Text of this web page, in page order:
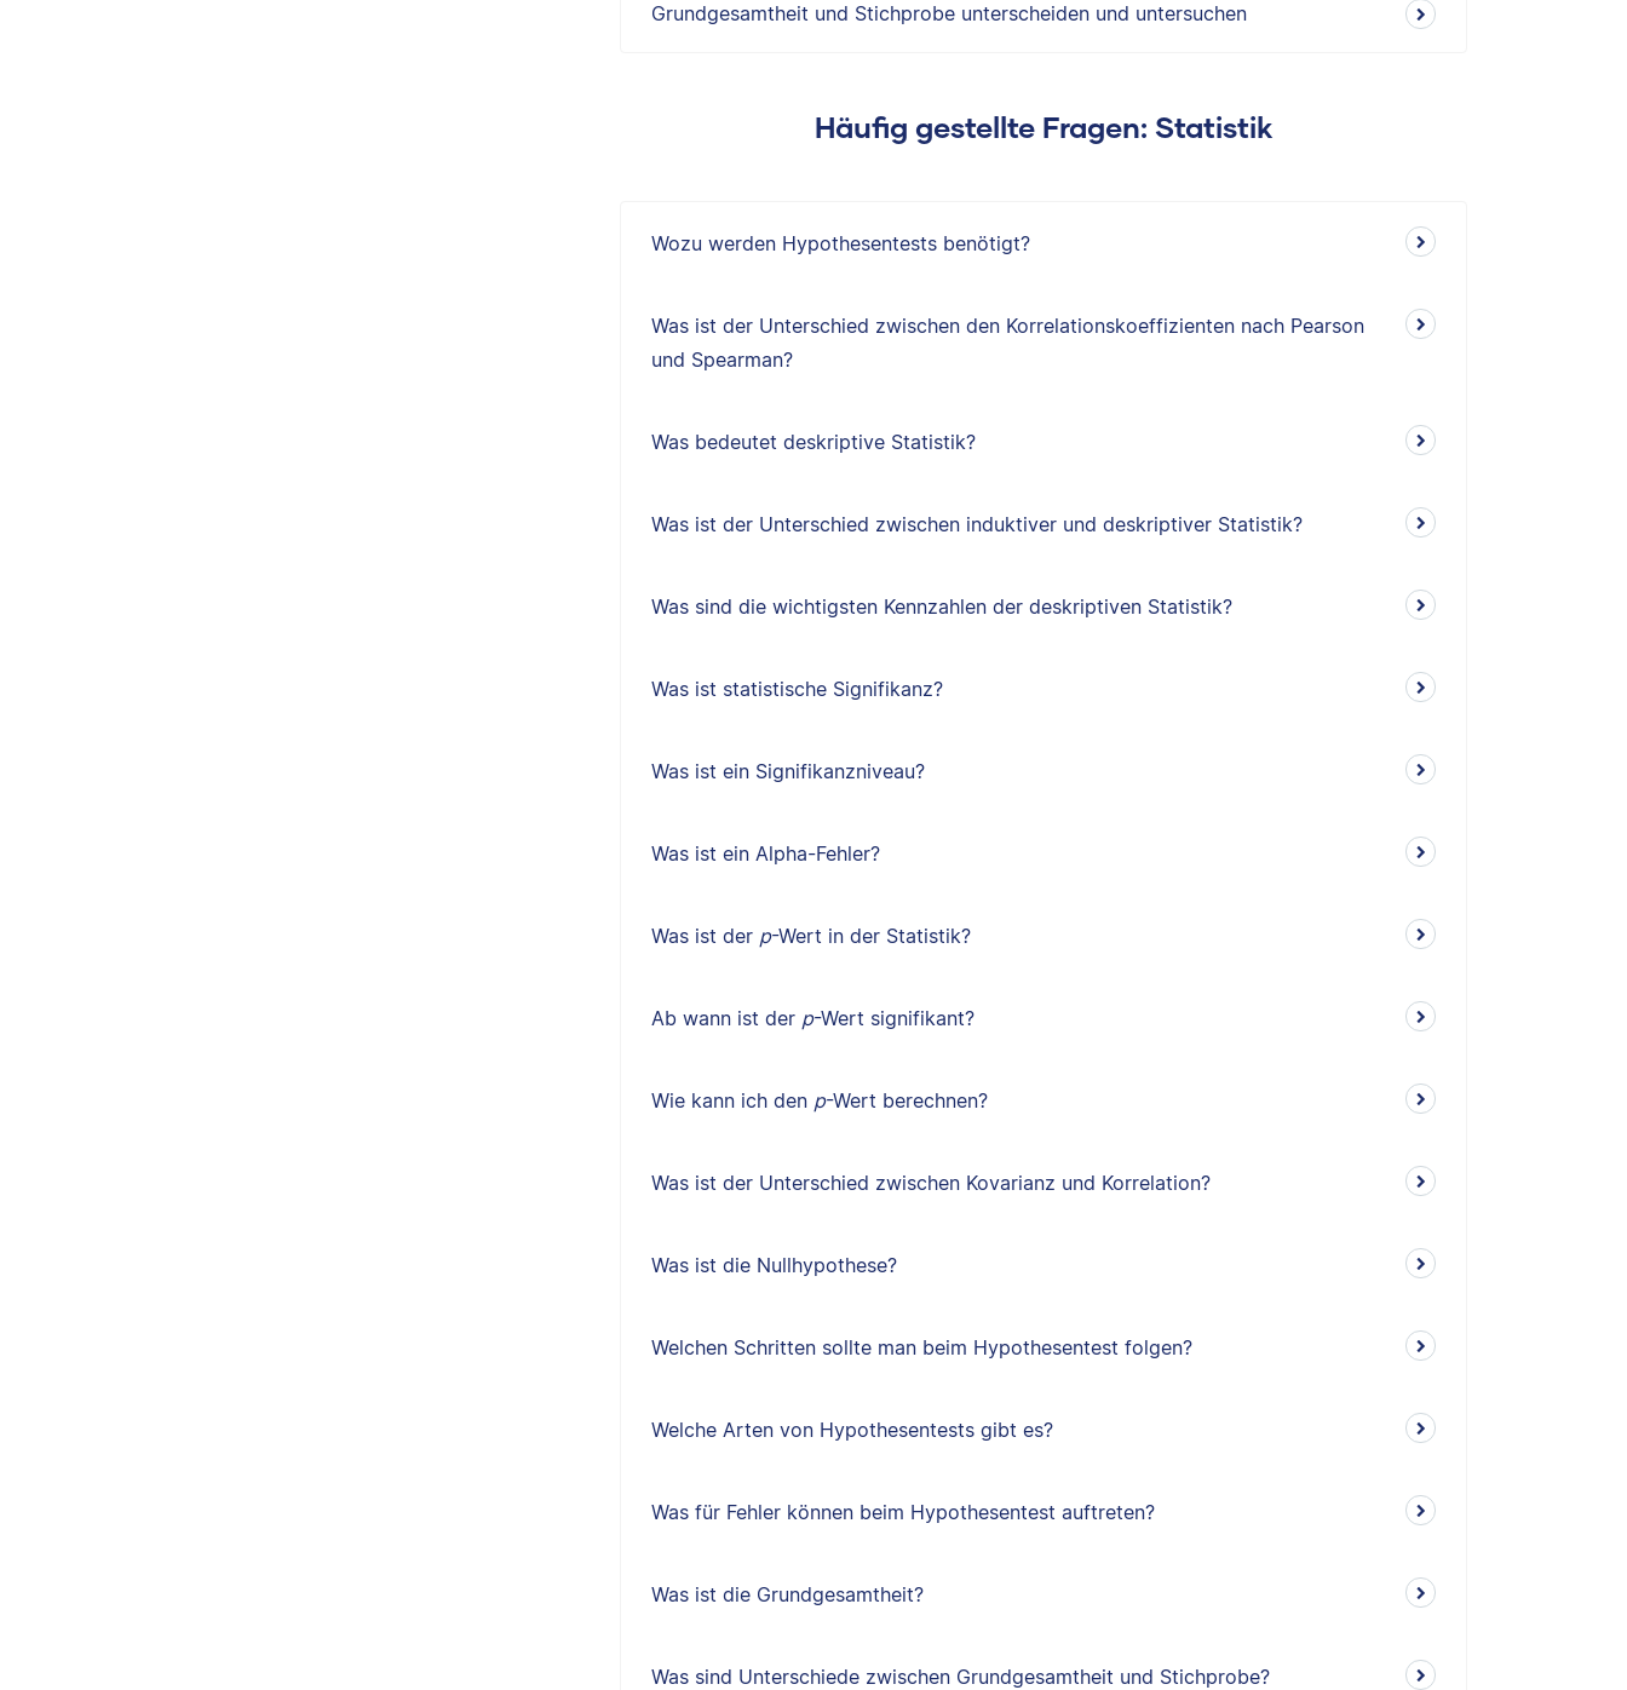
Grundgesamtheit und Stichprobe unterscheiden und untersuchen
Häufig gestellte Fragen: Statistik
Wozu werden Hypothesentests benötigt?
Was ist der Unterschied zwischen den Korrelationskoeffizienten nach Pearson
und Spearman?
Was bedeutet deskriptive Statistik?
Was ist der Unterschied zwischen induktiver und deskriptiver Statistik?
Was sind die wichtigsten Kennzahlen der deskriptiven Statistik?
Was ist statistische Signifikanz?
Was ist ein Signifikanzniveau?
Was ist ein Alpha-Fehler?
Was ist der p-Wert in der Statistik?
Ab wann ist der p-Wert signifikant?
Wie kann ich den p-Wert berechnen?
Was ist der Unterschied zwischen Kovarianz und Korrelation?
Was ist die Nullhypothese?
Welchen Schritten sollte man beim Hypothesentest folgen?
Welche Arten von Hypothesentests gibt es?
Was für Fehler können beim Hypothesentest auftreten?
Was ist die Grundgesamtheit?
Was sind Unterschiede zwischen Grundgesamtheit und Stichprobe?